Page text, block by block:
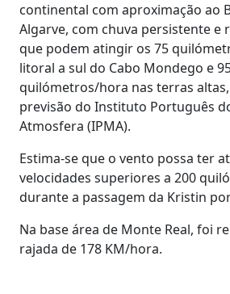
continental com aproximação ao
Algarve, com chuva persistente e
que podem atingir os 75
litoral a sul do Cabo Mondego e
quilómetros/hora nas terras
previsão do Instituto Português
Atmosfera (IPMA).
Estima-se que o vento possa ter
velocidades superiores a 200
durante a passagem da Kristin
Na base área de Monte Real, foi
rajada de 178 KM/hora.